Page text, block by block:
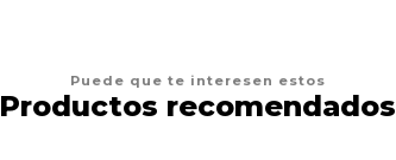
Puede que te interesen estos
Productos recomendados